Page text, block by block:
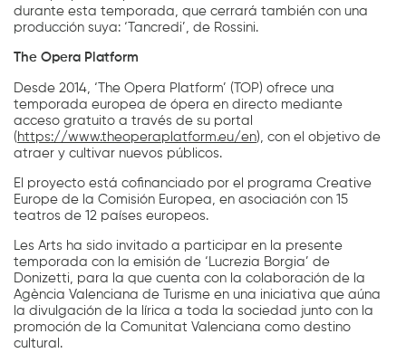
durante esta temporada, que cerrará también con una
producción suya: ‘Tancredi’, de Rossini.
The Opera Platform
Desde 2014, ‘The Opera Platform’ (TOP) ofrece una
temporada europea de ópera en directo mediante
acceso gratuito a través de su portal
( https://www.theoperaplatform.eu/en), con el objetivo de
atraer y cultivar nuevos públicos.
El proyecto está cofinanciado por el programa Creative
Europe de la Comisión Europea, en asociación con 15
teatros de 12 países europeos.
Les Arts ha sido invitado a participar en la presente
temporada con la emisión de ‘Lucrezia Borgia’ de
Donizetti, para la que cuenta con la colaboración de la
Agència Valenciana de Turisme en una iniciativa que aúna
la divulgación de la lírica a toda la sociedad junto con la
promoción de la Comunitat Valenciana como destino
cultural.